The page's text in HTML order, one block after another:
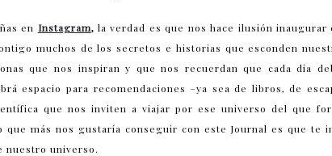
en Instagram, la verdad es que nos hace ilusión inaugurar
muchos de los secretos e historias que esconden
que nos inspiran y que nos recuerdan que cada día
espacio para recomendaciones –ya sea de libros, de
que nos inviten a viajar por ese universo del que
que más nos gustaría conseguir con este Journal es que te
nuestro universo.